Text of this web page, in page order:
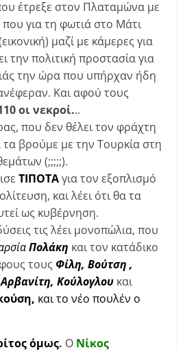
έτρεξε στον Πλαταμώνα με
για τη φωτιά στο Μάτι
μαζί με κάμερες για
την πολιτική προστασία για
την ώρα που υπήρχαν ήδη
Και αφού τους
οι νεκροί...
που δεν θέλει τον φράχτη
βρούμε με την Τουρκία στη
(;;;;;).
ΤΙΠΟΤΑ για τον εξοπλισμό
και λέει ότι θα τα
ως κυβέρνηση.
τις λέει μονοπώλια, που
Πολάκη και τον κατάδικο
τους Φίλη, Βούτση ,
Κούλογλου και
και τονέο πουλέν ο
όμως. Ο Νίκος